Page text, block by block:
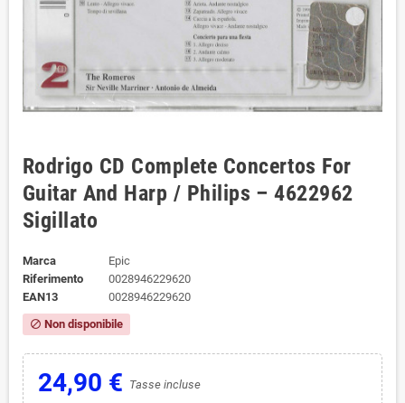
Rodrigo CD Complete Concertos For
Guitar And Harp / Philips – 4622962
Sigillato
Marca
Epic
Riferimento
0028946229620
EAN13
0028946229620
block Non disponibile
24,90 € Tasse incluse